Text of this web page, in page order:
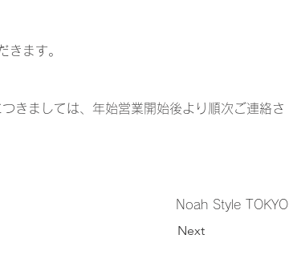
ます。
きましては、年始営業開始後より順次ご連絡さ
Noah Style TOKYO
Next